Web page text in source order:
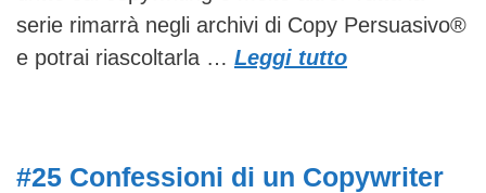
serie rimarrà negli archivi di Copy Persuasivo®
e potrai riascoltarla … Leggi tutto
#25 Confessioni di un Copywriter